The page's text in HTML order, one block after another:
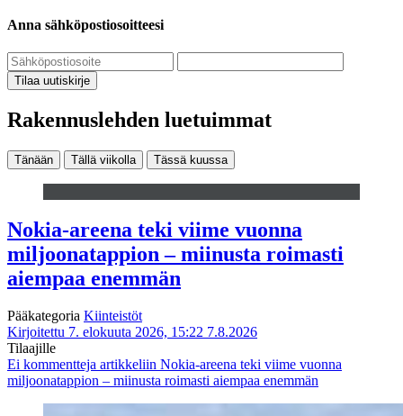
Anna sähköpostiosoitteesi
Tilaa uutiskirje
Rakennuslehden luetuimmat
Tänään Tällä viikolla Tässä kuussa
Nokia-areena teki viime vuonna
miljoonatappion – miinusta roimasti
aiempaa enemmän
Pääkategoria Kiinteistöt
Kirjoitettu 7. elokuuta 2026, 15:22 7.8.2026
Tilaajille
Ei kommentteja artikkeliin Nokia-areena teki viime vuonna
miljoonatappion – miinusta roimasti aiempaa enemmän